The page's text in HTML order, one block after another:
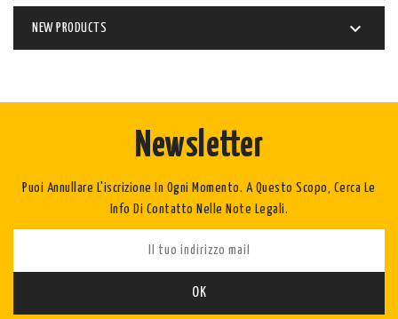
NEW PRODUCTS 
Newsletter
Puoi Annullare L'iscrizione In Ogni Momento. A Questo Scopo, Cerca Le
Info Di Contatto Nelle Note Legali.